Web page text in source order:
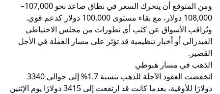
ومن المتوقع أن يتحرك السعر في نطاق صاعد نحو 107,000–
108,000 دولار، مع بقاء مستوى 100,000 دولار كدعم قوي.
وتُراقب الأسواق عن كثب أي تطورات من مجلس الاحتياطي
الفيدرالي أو أخبار تنظيمية قد تؤثر على مسار العملة في الأجل
القصير.
الذهب في مسار هبوطي
انخفضت العقود الآجلة للذهب بنسبة 1.7% إلى حوالي 3340
دولارًا للأوقية، بعدما كانت قد ارتفعت إلى 3415 دولارًا يوم الإثنين